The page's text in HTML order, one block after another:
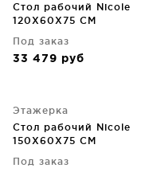
Стол рабочий Nicole
120X60X75 CM
Под заказ
33 479 руб
Этажерка
Стол рабочий Nicole
150X60X75 CM
Под заказ